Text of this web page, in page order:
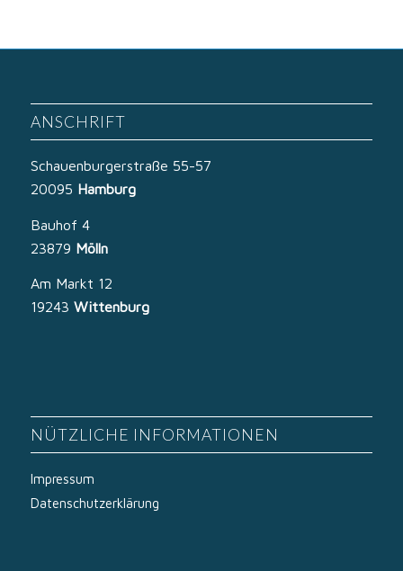
ANSCHRIFT
Schauenburgerstraße 55-57
20095 Hamburg
Bauhof 4
23879 Mölln
Am Markt 12
19243 Wittenburg
NÜTZLICHE INFORMATIONEN
Impressum
Datenschutzerklärung